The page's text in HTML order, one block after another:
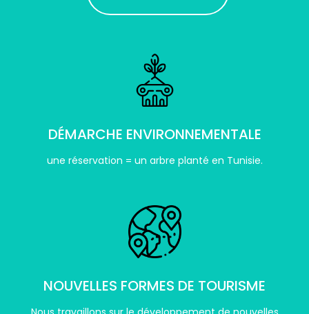
DÉMARCHE ENVIRONNEMENTALE
une réservation = un arbre planté en Tunisie.
NOUVELLES FORMES DE TOURISME